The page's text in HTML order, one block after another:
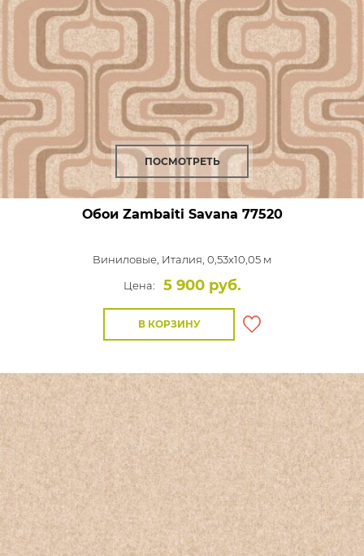
ПОСМОТРЕТЬ
Обои Zambaiti Savana 77520
Виниловые, Италия, 0,53x10,05 м
Цена:
5 900 руб.
В КОРЗИНУ